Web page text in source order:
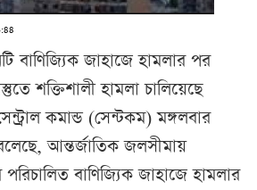
বাণিজ্যিক জাহাজে হামলার পর
শক্তিশালী হামলা চালিয়েছে
সেন্ট্রাল কমান্ড (সেন্টকম) মঙ্গলবার
আন্তর্জাতিক জলসীমায়
বাণিজ্যিক জাহাজে হামলার